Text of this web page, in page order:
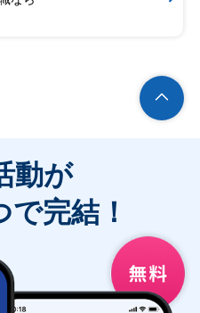
動が
で完結！